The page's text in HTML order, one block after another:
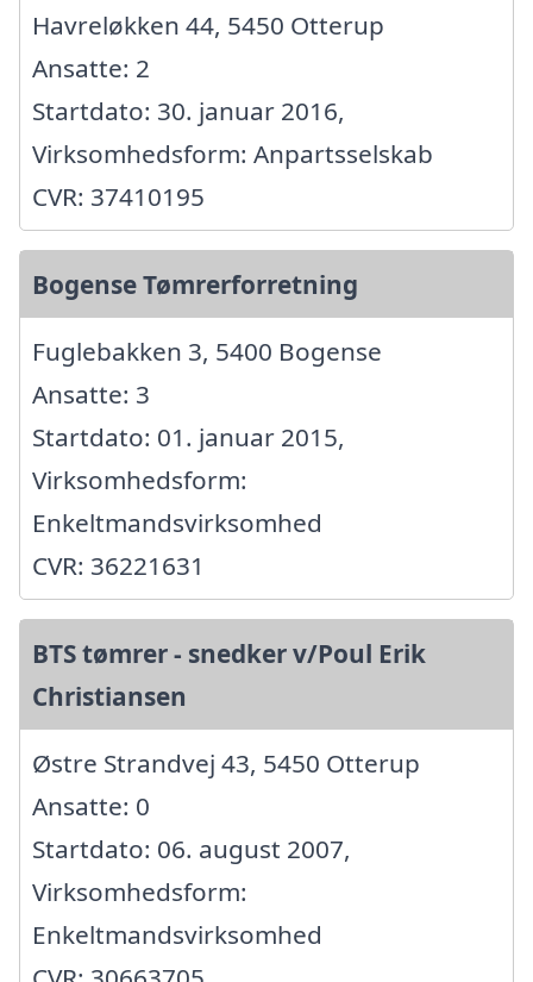
Havreløkken 44, 5450 Otterup
Ansatte: 2
Startdato: 30. januar 2016,
Virksomhedsform: Anpartsselskab
CVR: 37410195
Bogense Tømrerforretning
Fuglebakken 3, 5400 Bogense
Ansatte: 3
Startdato: 01. januar 2015,
Virksomhedsform:
Enkeltmandsvirksomhed
CVR: 36221631
BTS tømrer - snedker v/Poul Erik
Christiansen
Østre Strandvej 43, 5450 Otterup
Ansatte: 0
Startdato: 06. august 2007,
Virksomhedsform:
Enkeltmandsvirksomhed